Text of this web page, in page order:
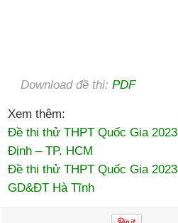
Download đề thi:PDF
Xem thêm:
Đề thi thử THPT Quốc Gia
Định – TP. HCM
Đề thi thử THPT Quốc Gia
GD&ĐT Hà Tĩnh